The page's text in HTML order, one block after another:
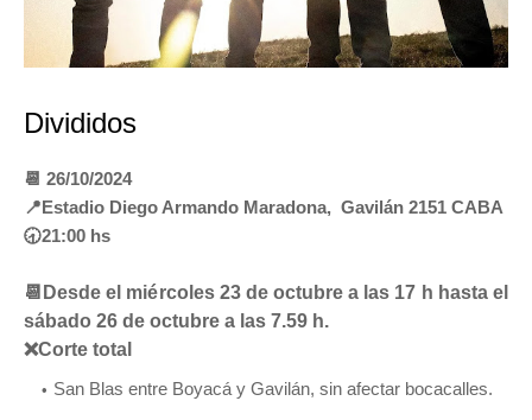
Divididos
📆 26/10/2024
📍Estadio Diego Armando Maradona, Gavilán 2151 CABA
🕣21:00 hs
📆Desde el miércoles 23 de octubre a las 17 h hasta el
sábado 26 de octubre a las 7.59 h.
❌Corte total
San Blas entre Boyacá y Gavilán, sin afectar bocacalles.